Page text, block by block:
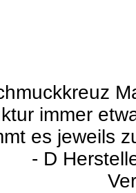
immer
es jeweils
- D